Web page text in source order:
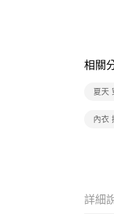
相關
夏天
內衣
詳細